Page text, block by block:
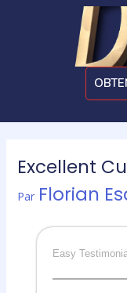
Excellent
Par Florian
Easy